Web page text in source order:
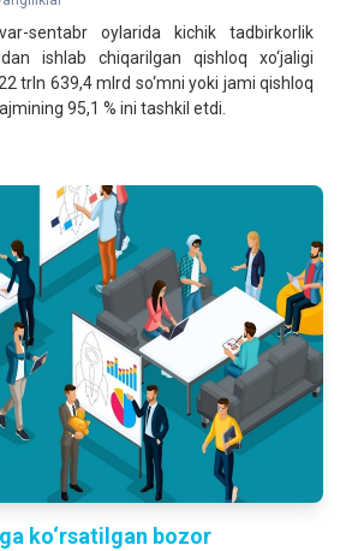
sentabr oylarida kichik tadbirkorlik
ishlab chiqarilgan qishloq xo‘jaligi
trln 639,4 mlrd so‘mni yoki jami qishloq
95,1 % ini tashkil etdi.
ko‘rsatilgan bozor